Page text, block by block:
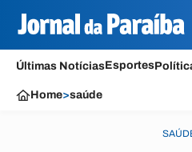
Últimas NotíciasEsportes
Home>saúde